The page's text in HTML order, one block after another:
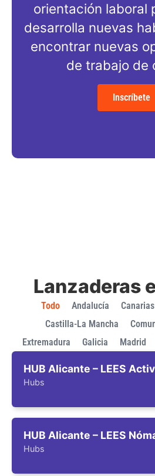
orientación laboral
desarrolla nuevas
encontrar nuevas
de trabajo de
Inscríbete
Lanzaderas
Andalucía Canarias
Castilla-La Mancha
Extremadura
Galicia Madrid
Todo
HUB Alicante – LEES
Hubs
HUB Alicante – LEES
Hubs